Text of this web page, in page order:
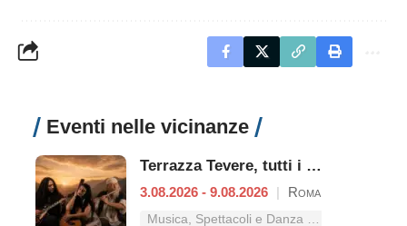
Eventi nelle vicinanze
Terrazza Tevere, tutti i concerti dal 3 al 9 agosto
3.08.2026 - 9.08.2026 | Roma